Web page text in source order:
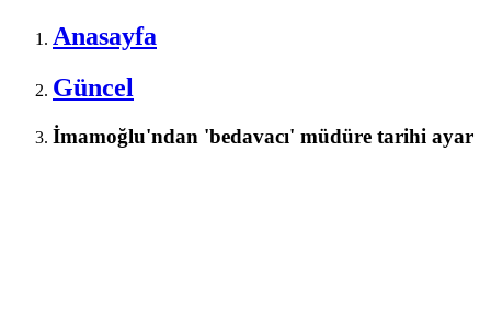
Anasayfa
Güncel
İmamoğlu'ndan 'bedavacı' müdüre tarihi ayar